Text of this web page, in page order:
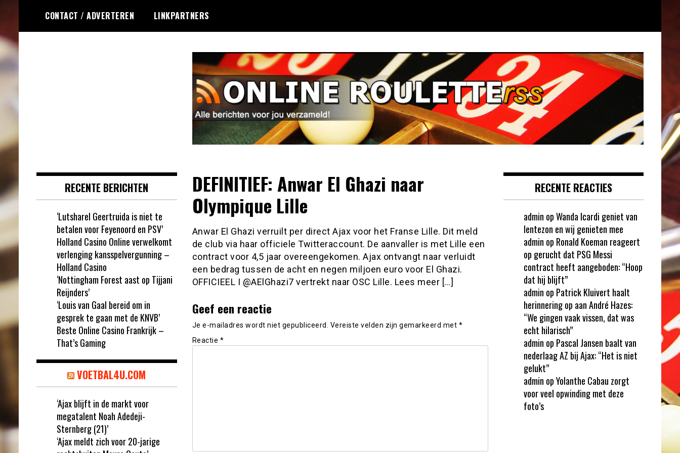
de
inhoud
CONTACT / ADVERTEREN LINKPARTNERS
DEFINITIEF: Anwar El Ghazi naar
Olympique Lille
Anwar El Ghazi verruilt per direct Ajax voor het Franse Lille. Dit meld
de club via haar officiele Twitteraccount. De aanvaller is met Lille een
contract voor 4,5 jaar overeengekomen. Ajax ontvangt naar verluidt
een bedrag tussen de acht en negen miljoen euro voor El Ghazi.
OFFICIEEL I @AElGhazi7 vertrekt naar OSC Lille. Lees meer […]
Geef een reactie
Je e-mailadres wordt niet gepubliceerd. Vereiste velden zijn gemarkeerd met *
Reactie *
RECENTE BERICHTEN
‘Lutsharel Geertruida is niet te
betalen voor Feyenoord en PSV’
Holland Casino Online verwelkomt
verlenging kansspelvergunning –
Holland Casino
‘Nottingham Forest aast op Tijjani
Reijnders’
‘Louis van Gaal bereid om in
gesprek te gaan met de KNVB’
Beste Online Casino Frankrijk –
That’s Gaming
VOETBAL4U.COM
‘Ajax blijft in de markt voor
megatalent Noah Adedeji-
Sternberg (21)’
‘Ajax meldt zich voor 20-jarige
RECENTE REACTIES
admin opWanda Icardi geniet van
lentezon en wij genieten mee
admin op Ronald Koeman reageert
op gerucht dat PSG Messi
contract heeft aangeboden: “Hoop
dat hij blijft”
admin op Patrick Kluivert haalt
herinnering op aan André Hazes:
“We gingen vaak vissen, dat was
echt hilarisch”
admin op Pascal Jansen baalt van
nederlaag AZ bij Ajax: “Het is niet
gelukt”
admin opYolanthe Cabau zorgt
voor veel opwinding met deze
foto’s